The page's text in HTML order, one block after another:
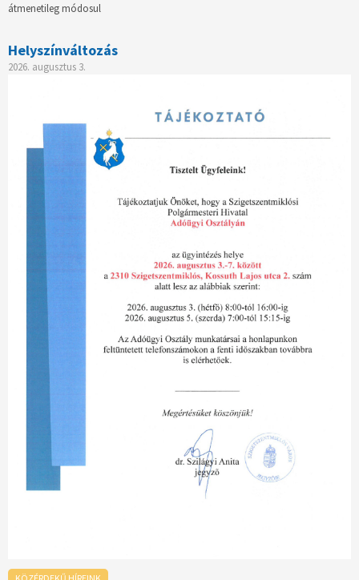
átmenetileg módosul
Helyszínváltozás
2026. augusztus 3.